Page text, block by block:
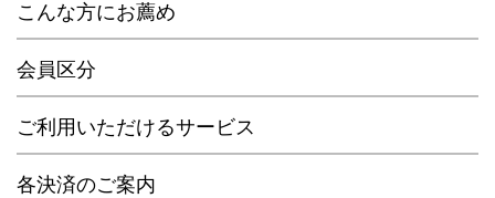
こんな方にお薦め
会員区分
ご利用いただけるサービス
各決済のご案内